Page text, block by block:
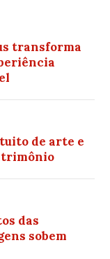
transforma
de arte e
das
sobem